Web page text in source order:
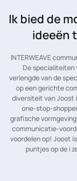
Ik bied de
ideeën
INTERWEAVE
De specialiteiten
verlengde van de
op een gerichte
diversiteit van Joost
one-stop-
grafische
communicatie-
voordelen op! Joost
puntjes op de i